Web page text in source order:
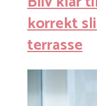
korrekt
terrasse